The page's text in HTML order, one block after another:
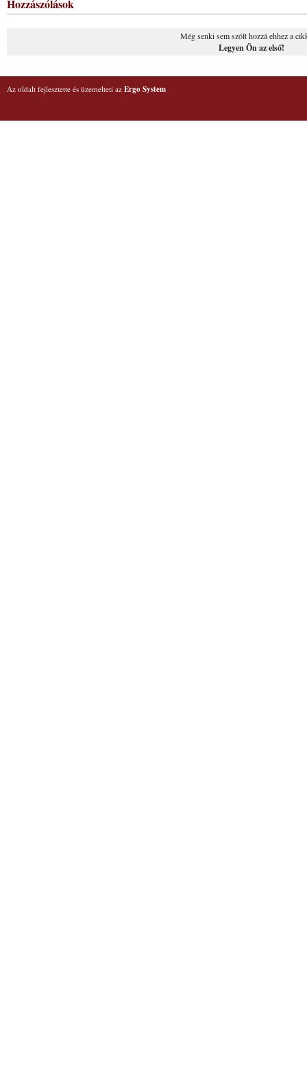
Hozzászólások
Még senki sem szólt hozzá ehhez a
Legyen Ön az első!
Az oldalt fejlesztette és üzemelteti az Ergo System